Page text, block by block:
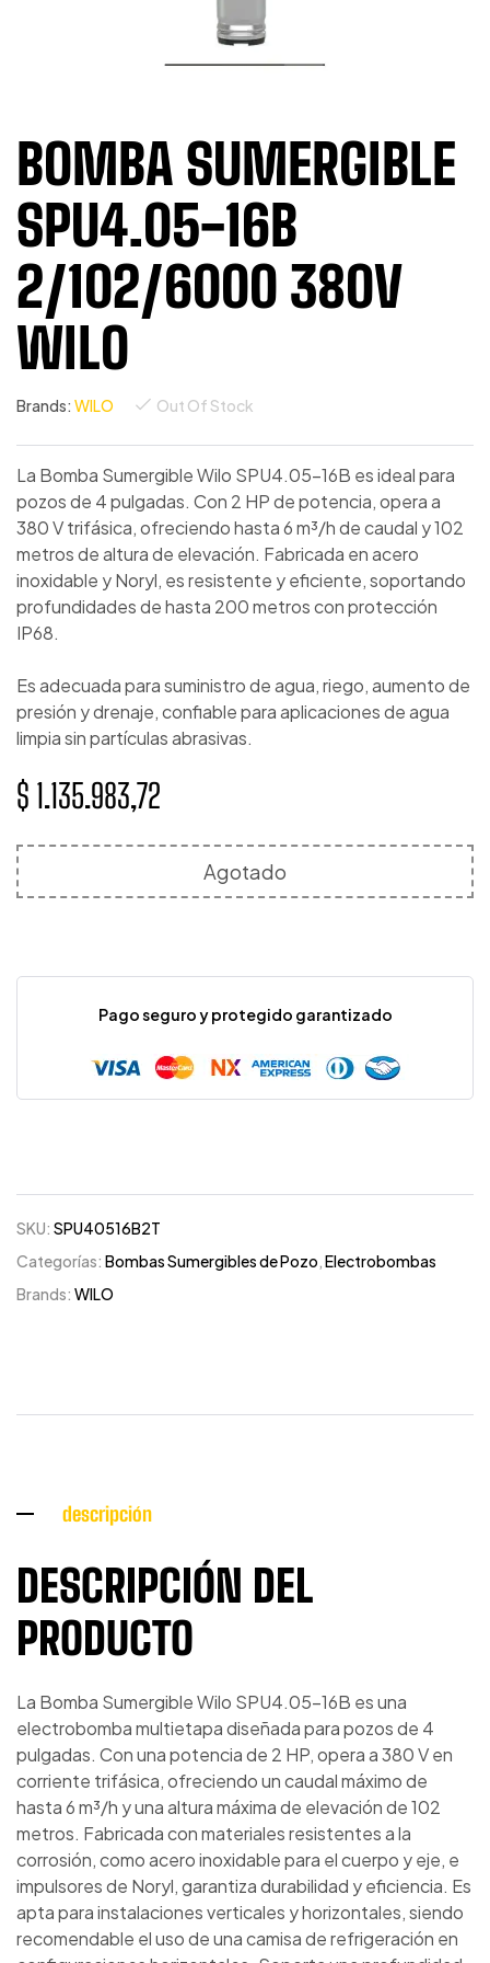
BOMBA SUMERGIBLE
SPU4.05-16B
2/102/6000 380V
WILO
Brands: WILO Out Of Stock
La Bomba Sumergible Wilo SPU4.05-16B es ideal para
pozos de 4 pulgadas. Con 2 HP de potencia, opera a
380 V trifásica, ofreciendo hasta 6 m³/h de caudal y 102
metros de altura de elevación. Fabricada en acero
inoxidable y Noryl, es resistente y eficiente, soportando
profundidades de hasta 200 metros con protección
IP68.
Es adecuada para suministro de agua, riego, aumento de
presión y drenaje, confiable para aplicaciones de agua
limpia sin partículas abrasivas.
$ 1.135.983,72
Agotado
Pago seguro y protegido garantizado
SKU: SPU40516B2T
Categorías: Bombas Sumergibles de Pozo,Electrobombas
Brands: WILO
descripción
DESCRIPCIÓN DEL
PRODUCTO
La Bomba Sumergible Wilo SPU4.05-16B es una
electrobomba multietapa diseñada para pozos de 4
pulgadas. Con una potencia de 2 HP, opera a 380 V en
corriente trifásica, ofreciendo un caudal máximo de
hasta 6 m³/h y una altura máxima de elevación de 102
metros. Fabricada con materiales resistentes a la
corrosión, como acero inoxidable para el cuerpo y eje, e
impulsores de Noryl, garantiza durabilidad y eficiencia. Es
apta para instalaciones verticales y horizontales, siendo
recomendable el uso de una camisa de refrigeración en